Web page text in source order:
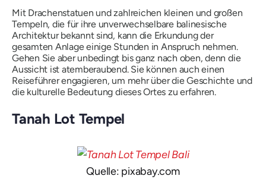
Mit Drachenstatuen und zahlreichen kleinen und großen
Tempeln, die für ihre unverwechselbare balinesische
Architektur bekannt sind, kann die Erkundung der
gesamten Anlage einige Stunden in Anspruch nehmen.
Gehen Sie aber unbedingt bis ganz nach oben, denn die
Aussicht ist atemberaubend. Sie können auch einen
Reiseführer engagieren, um mehr über die Geschichte und
die kulturelle Bedeutung dieses Ortes zu erfahren.
Tanah Lot Tempel
Quelle: pixabay.com